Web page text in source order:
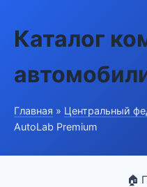
Каталог
Главная » Центральный
AutoLab Premium
🏠